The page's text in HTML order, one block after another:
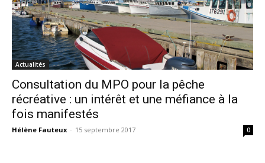
Actualités
Consultation du MPO pour la pêche
récréative : un intérêt et une méfiance à la
fois manifestés
Hélène Fauteux - 15 septembre 2017 0